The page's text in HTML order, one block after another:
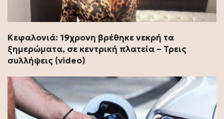
Κεφαλονιά: 19χρονη βρέθηκε νεκρή τα
ξημερώματα, σε κεντρική πλατεία – Τρεις
συλλήψεις (video)